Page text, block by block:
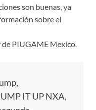
son buenas, ya
sobre el
de PIUGAME Mexico.
IT UP NXA,